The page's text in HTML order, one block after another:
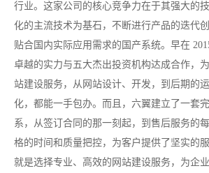
行业。这家公司的核心竞争力在于其强大的
化的主流技术为基石，不断进行产品的迭代
贴合国内实际应用需求的国产系统。早在
卓越的实力与五大杰出投资机构达成合作，
站建设服务，从网站设计、开发，到后期的
化，都能一手包办。而且，六翼建立了一套
系，从签订合同的那一刻起，到售后服务的
格的时间和质量把控，为客户提供了坚实的
就是选择专业、高效的网站建设服务，为企